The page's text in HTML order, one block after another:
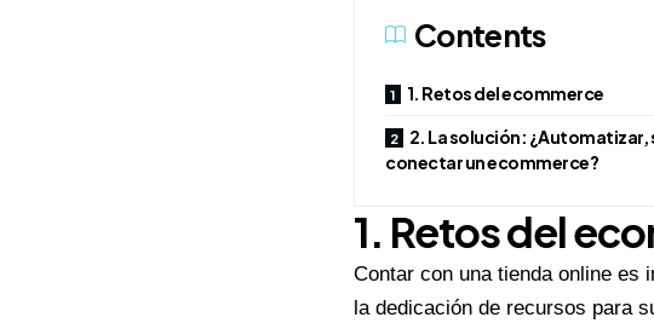
Contents
1. Retos del ecommerce
2. La solución: ¿Automatizar,
conectar un ecommerce?
1. Retos del
Contar con una tienda online es
la dedicación de recursos para